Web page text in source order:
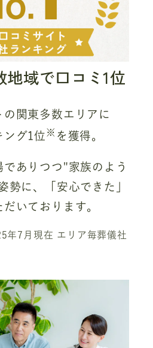
地域で口コミ1位
関東多数エリアに
ング1位 ※ を獲得。
ありつつ"家族のよう
勢に、「安心できた」
いております。
年7月現在 エリア毎葬儀社